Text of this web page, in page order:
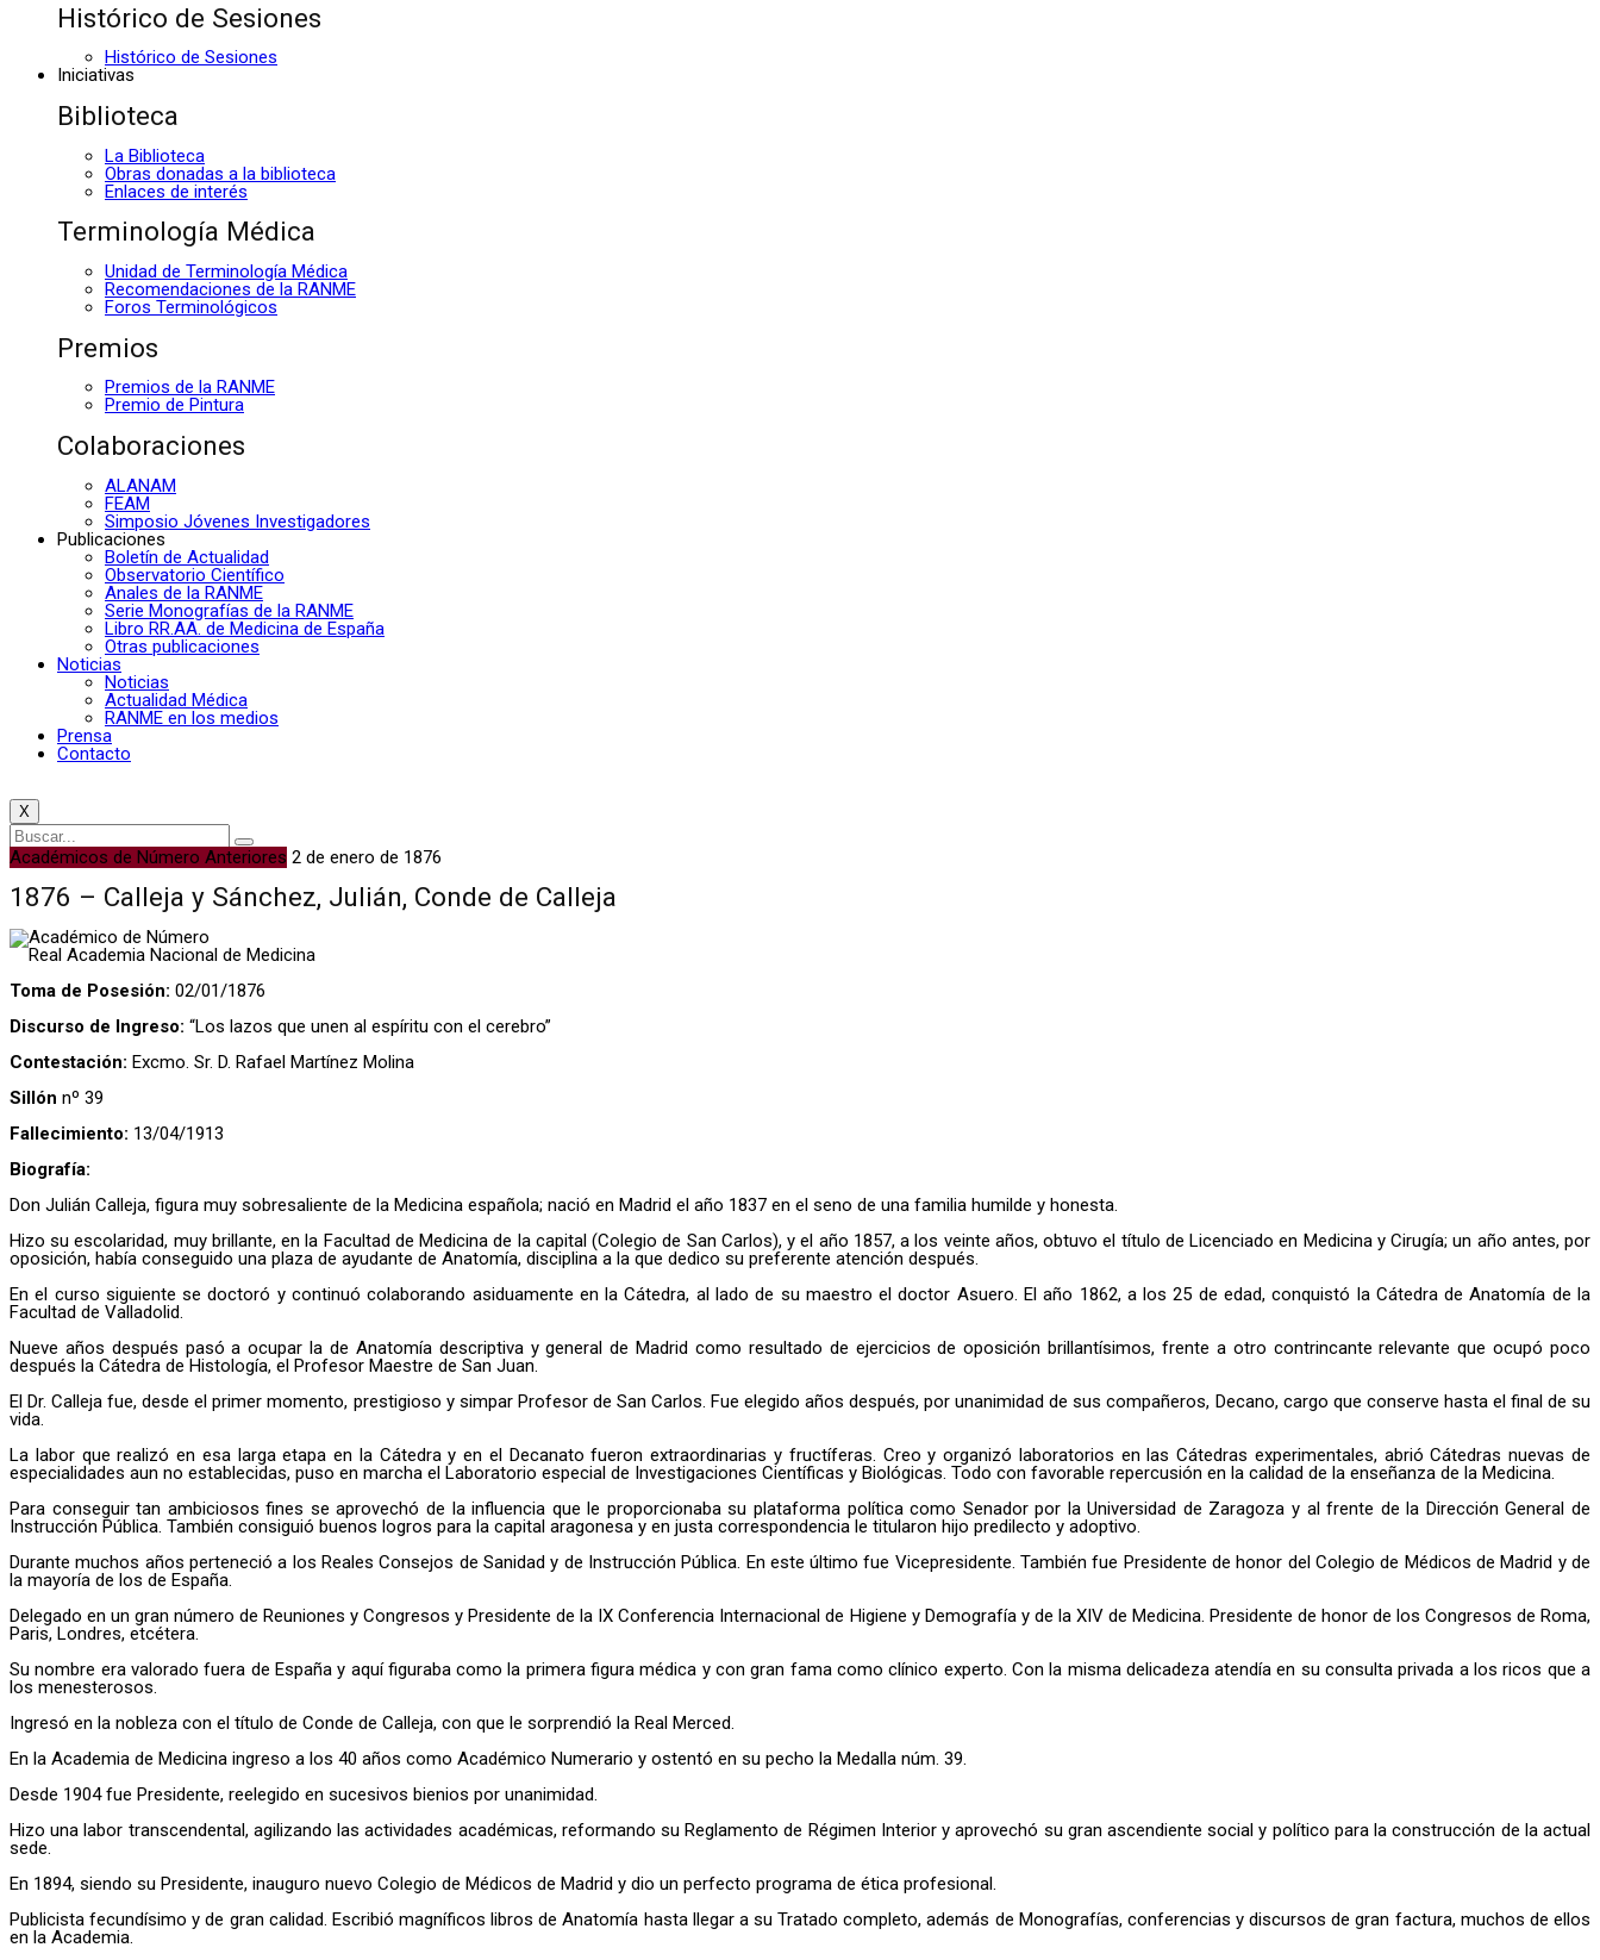
Histórico de Sesiones
Histórico de Sesiones
Iniciativas
Biblioteca
La Biblioteca
Obras donadas a la biblioteca
Enlaces de interés
Terminología Médica
Unidad de Terminología Médica
Recomendaciones de la RANME
Foros Terminológicos
Premios
Premios de la RANME
Premio de Pintura
Colaboraciones
ALANAM
FEAM
Simposio Jóvenes Investigadores
Publicaciones
Boletín de Actualidad
Observatorio Científico
Anales de la RANME
Serie Monografías de la RANME
Libro RR.AA. de Medicina de España
Otras publicaciones
Noticias
Noticias
Actualidad Médica
RANME en los medios
Prensa
Contacto
X
Académicos de Número Anteriores 2 de enero de 1876
1876 – Calleja y Sánchez, Julián, Conde de Calleja
Académico de Número
Real Academia Nacional de Medicina
Toma de Posesión: 02/01/1876
Discurso de Ingreso: “Los lazos que unen al espíritu con el cerebro”
Contestación: Excmo. Sr. D. Rafael Martínez Molina
Sillón nº 39
Fallecimiento: 13/04/1913
Biografía:
Don Julián Calleja, figura muy sobresaliente de la Medicina española; nació en Madrid el año 1837 en el seno de una familia humilde y honesta.
Hizo su escolaridad, muy brillante, en la Facultad de Medicina de la capital (Colegio de San Carlos), y el año 1857, a los veinte años, obtuvo el título de Licenciado en Medicina y Cirugía; un año antes, por
oposición, había conseguido una plaza de ayudante de Anatomía, disciplina a la que dedico su preferente atención después.
En el curso siguiente se doctoró y continuó colaborando asiduamente en la Cátedra, al lado de su maestro el doctor Asuero. El año 1862, a los 25 de edad, conquistó la Cátedra de Anatomía de la
Facultad de Valladolid.
Nueve años después pasó a ocupar la de Anatomía descriptiva y general de Madrid como resultado de ejercicios de oposición brillantísimos, frente a otro contrincante relevante que ocupó poco
después la Cátedra de Histología, el Profesor Maestre de San Juan.
El Dr. Calleja fue, desde el primer momento, prestigioso y simpar Profesor de San Carlos. Fue elegido años después, por unanimidad de sus compañeros, Decano, cargo que conserve hasta el final de su
vida.
La labor que realizó en esa larga etapa en la Cátedra y en el Decanato fueron extraordinarias y fructíferas. Creo y organizó laboratorios en las Cátedras experimentales, abrió Cátedras nuevas de
especialidades aun no establecidas, puso en marcha el Laboratorio especial de Investigaciones Científicas y Biológicas. Todo con favorable repercusión en la calidad de la enseñanza de la Medicina.
Para conseguir tan ambiciosos fines se aprovechó de la influencia que le proporcionaba su plataforma política como Senador por la Universidad de Zaragoza y al frente de la Dirección General de
Instrucción Pública. También consiguió buenos logros para la capital aragonesa y en justa correspondencia le titularon hijo predilecto y adoptivo.
Durante muchos años perteneció a los Reales Consejos de Sanidad y de Instrucción Pública. En este último fue Vicepresidente. También fue Presidente de honor del Colegio de Médicos de Madrid y de
la mayoría de los de España.
Delegado en un gran número de Reuniones y Congresos y Presidente de la IX Conferencia Internacional de Higiene y Demografía y de la XIV de Medicina. Presidente de honor de los Congresos de Roma,
Paris, Londres, etcétera.
Su nombre era valorado fuera de España y aquí figuraba como la primera figura médica y con gran fama como clínico experto. Con la misma delicadeza atendía en su consulta privada a los ricos que a
los menesterosos.
Ingresó en la nobleza con el título de Conde de Calleja, con que le sorprendió la Real Merced.
En la Academia de Medicina ingreso a los 40 años como Académico Numerario y ostentó en su pecho la Medalla núm. 39.
Desde 1904 fue Presidente, reelegido en sucesivos bienios por unanimidad.
Hizo una labor transcendental, agilizando las actividades académicas, reformando su Reglamento de Régimen Interior y aprovechó su gran ascendiente social y político para la construcción de la actual
sede.
En 1894, siendo su Presidente, inauguro nuevo Colegio de Médicos de Madrid y dio un perfecto programa de ética profesional.
Publicista fecundísimo y de gran calidad. Escribió magníficos libros de Anatomía hasta llegar a su Tratado completo, además de Monografías, conferencias y discursos de gran factura, muchos de ellos
en la Academia.